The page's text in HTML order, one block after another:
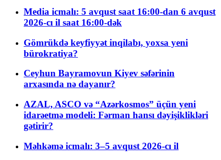
Media icmalı: 5 avqust saat 16:00-dan 6 avqust
2026-cı il saat 16:00-dək
Gömrükdə keyfiyyət inqilabı, yoxsa yeni
bürokratiya?
Ceyhun Bayramovun Kiyev səfərinin
arxasında nə dayanır?
AZAL, ASCO və “Azərkosmos” üçün yeni
idarəetmə modeli: Fərman hansı dəyişiklikləri
gətirir?
Məhkəmə icmalı: 3–5 avqust 2026-cı il